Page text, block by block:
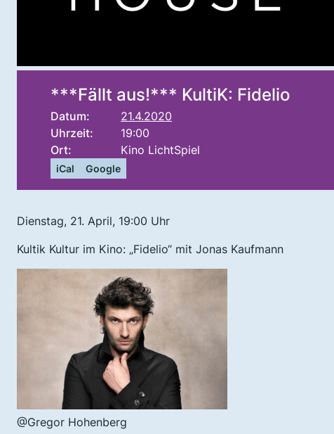
***Fällt aus!*** KultiK: Fidelio
Datum:
21.4.2020
Uhrzeit:
19:00
Ort:
Kino LichtSpiel
iCal Google
Dienstag, 21. April, 19:00 Uhr
Kultik Kultur im Kino: „Fidelio“ mit Jonas Kaufmann
@Gregor Hohenberg